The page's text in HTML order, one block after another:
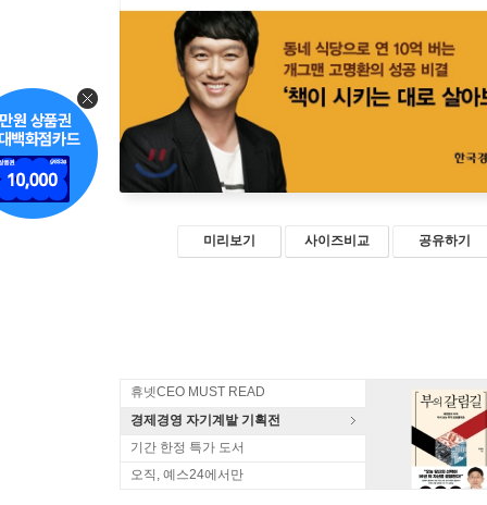
미리보기 사이즈비교 공유하기
휴넷CEO MUST READ
경제경영 자기계발 기획전
기간 한정 특가 도서
오직, 예스24에서만